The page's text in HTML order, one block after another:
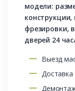
модели:
фрезировки,
дверей 24
Выезд